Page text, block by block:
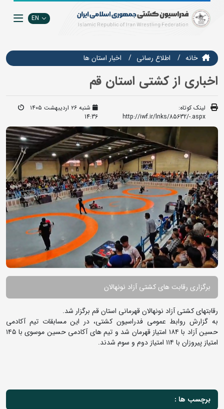
EN
خانه اطلاع رسانی اخبار استان ها
اخباری از کشتی استان قم
لینک کوتاه:
http://iwf.ir/lnks/85632/-.aspx
شنبه ۲۶ اردیبهشت ۱۴۰۵
14:36
برگزاری رقابت های کشتی آزاد نونهالان
رقابتهای کشتی آزاد نونهالان قهرمانی استان قم برگزار شد.
به گزارش روابط عمومی فدراسیون کشتی، در این مسابقات تیم آکادمی
حسین آزاد با ۱۸۴ امتیاز قهرمان شد و تیم های آکادمی حسین موسوی با ۱۴۵
امتیاز پیروزان با ۱۱۴ امتیاز دوم و سوم شدند.
برچسب ها :